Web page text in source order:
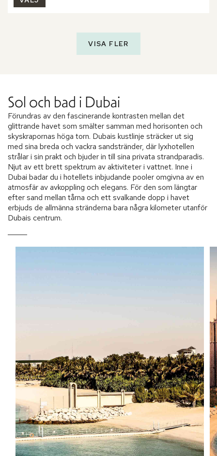
VISA FLER
Sol och bad i Dubai
Förundras av den fascinerande kontrasten mellan det
glittrande havet som smälter samman med horisonten och
skyskrapornas höga torn. Dubais kustlinje sträcker ut sig
med sina breda och vackra sandstränder, där lyxhotellen
strålar i sin prakt och bjuder in till sina privata strandparadis.
Njut av ett brett spektrum av aktiviteter i vattnet. Inne i
Dubai badar du i hotellets inbjudande pooler omgivna av en
atmosfär av avkoppling och elegans. För den som längtar
efter sand mellan tårna och ett svalkande dopp i havet
erbjuds de allmänna stränderna bara några kilometer utanför
Dubais centrum.